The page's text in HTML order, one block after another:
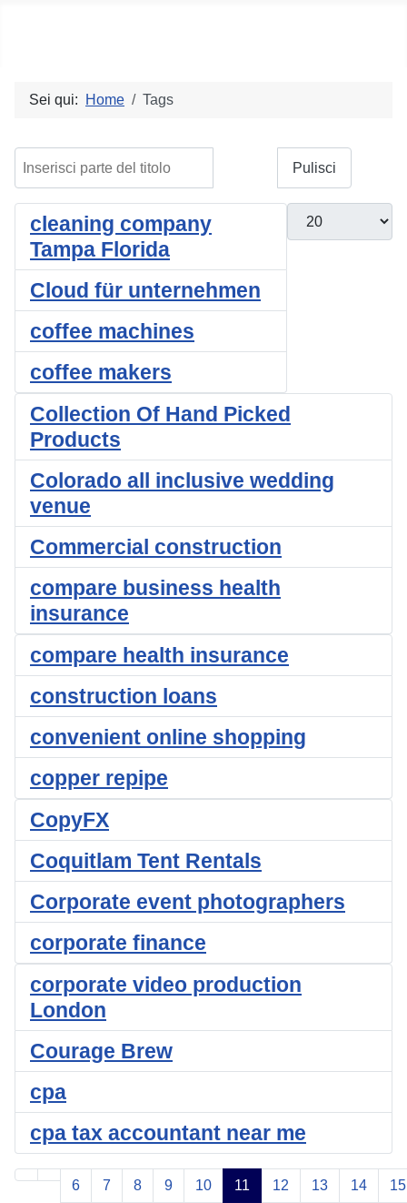
Sei qui: Home Tags
Pulisci
Visualizza #
cleaning company
Tampa Florida
Cloud für unternehmen
coffee machines
coffee makers
Collection Of Hand Picked
Products
Colorado all inclusive wedding
venue
Commercial construction
compare business health
insurance
compare health insurance
construction loans
convenient online shopping
copper repipe
CopyFX
Coquitlam Tent Rentals
Corporate event photographers
corporate finance
corporate video production
London
Courage Brew
cpa
cpa tax accountant near me
Pagina 11 di 39
6 7 8 9 10 11 12 13 14 15